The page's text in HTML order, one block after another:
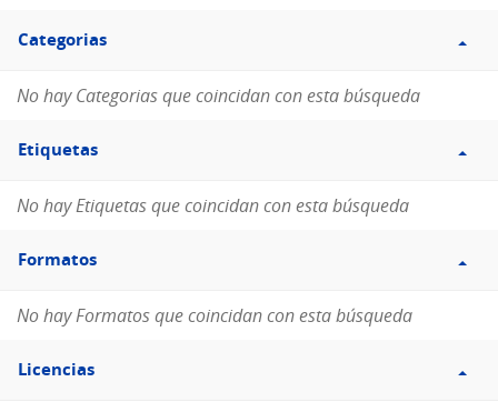
Filtro
Categorias
Categorias
No hay Categorias que coincidan con esta búsqueda
Filtro
Etiquetas
Etiquetas
No hay Etiquetas que coincidan con esta búsqueda
Filtro
Formatos
Formatos
No hay Formatos que coincidan con esta búsqueda
Filtro
Licencias
Licencias